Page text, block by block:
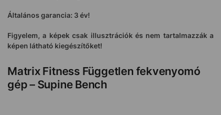
Általános garancia: 3 év!
Figyelem, a képek csak illusztrációk és nem tartalmazzák a
képen látható kiegészítőket!
Matrix Fitness Független fekvenyomó
gép – Supine Bench